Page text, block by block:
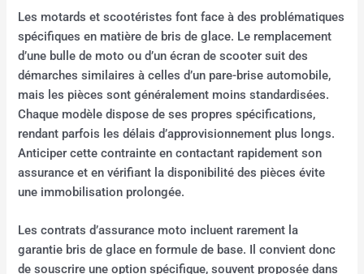
Les motards et scootéristes font face à des problématiques
spécifiques en matière de bris de glace. Le remplacement
d’une bulle de moto ou d’un écran de scooter suit des
démarches similaires à celles d’un pare-brise automobile,
mais les pièces sont généralement moins standardisées.
Chaque modèle dispose de ses propres spécifications,
rendant parfois les délais d’approvisionnement plus longs.
Anticiper cette contrainte en contactant rapidement son
assurance et en vérifiant la disponibilité des pièces évite
une immobilisation prolongée.
Les contrats d’assurance moto incluent rarement la
garantie bris de glace en formule de base. Il convient donc
de souscrire une option spécifique, souvent proposée dans